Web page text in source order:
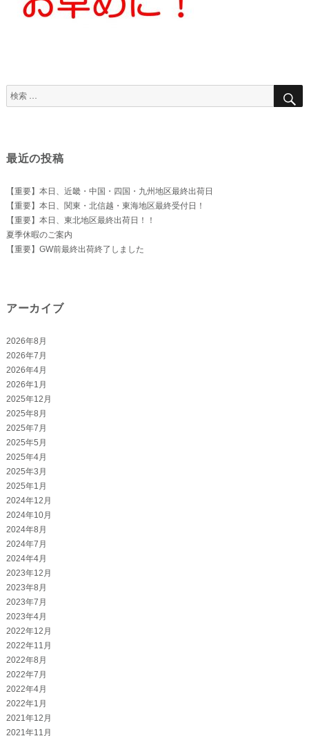
検
索
最近の投稿
【重要】本日、近畿・中国・四国・九州地区最終出荷日
【重要】本日、関東・北信越・東海地区最終受付日！
【重要】本日、東北地区最終出荷日！！
夏季休暇のご案内
【重要】GW前最終出荷終了しました
アーカイブ
2026年8月
2026年7月
2026年4月
2026年1月
2025年12月
2025年8月
2025年7月
2025年5月
2025年4月
2025年3月
2025年1月
2024年12月
2024年10月
2024年8月
2024年7月
2024年4月
2023年12月
2023年8月
2023年7月
2023年4月
2022年12月
2022年11月
2022年8月
2022年7月
2022年4月
2022年1月
2021年12月
2021年11月